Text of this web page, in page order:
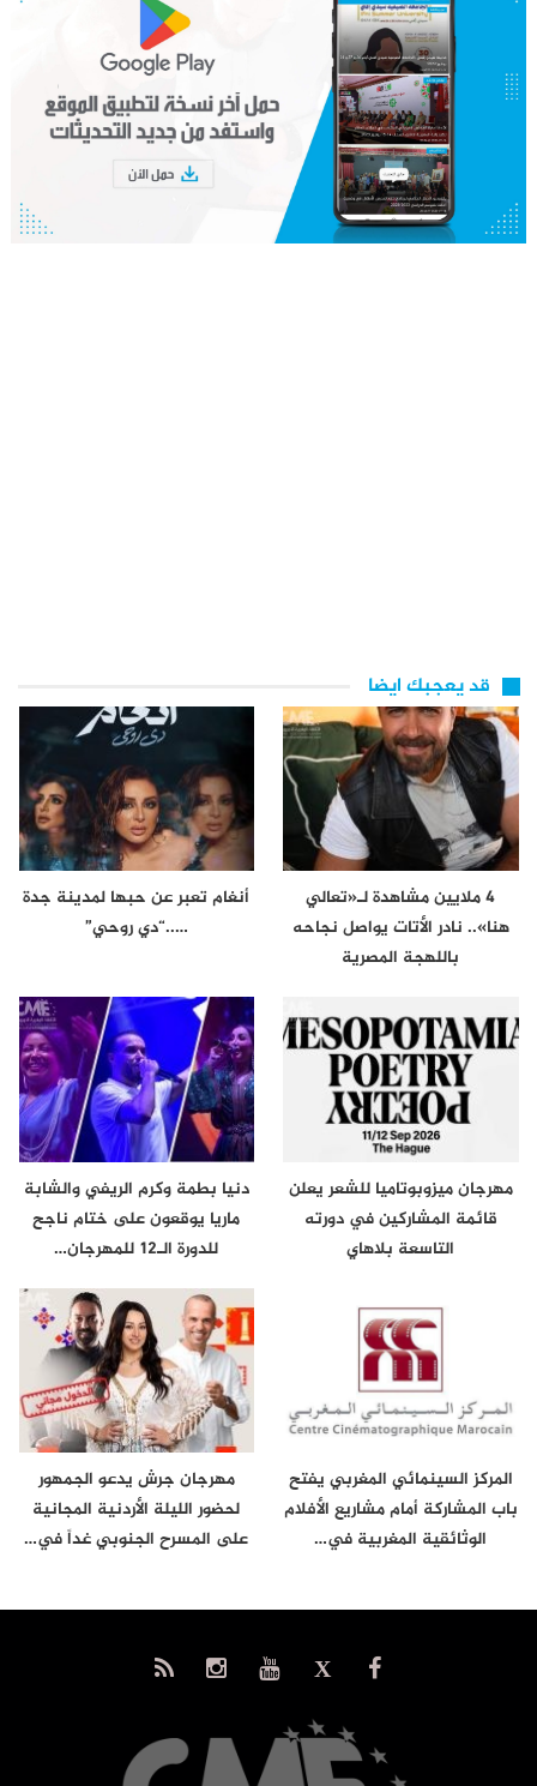
قد يعجبك ايضا
4 ملايين مشاهدة لـ«تعالي
هنا».. نادر الأتات يواصل نجاحه
باللهجة المصرية
أنغام تعبر عن حبها لمدينة جدة
…..“دي روحي”
مهرجان ميزوبوتاميا للشعر يعلن
قائمة المشاركين في دورته
التاسعة بلاهاي
دنيا بطمة وكرم الريفي والشابة
ماريا يوقعون على ختام ناجح
للدورة الـ12 للمهرجان…
المركز السينمائي المغربي يفتح
باب المشاركة أمام مشاريع الأفلام
الوثائقية المغربية في…
مهرجان جرش يدعو الجمهور
لحضور الليلة الأردنية المجانية
على المسرح الجنوبي غداً في…